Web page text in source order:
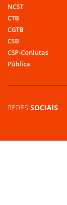
NCST
CTB
CGTB
CSB
CSP-Conlutas
Pública
REDES SOCIAIS